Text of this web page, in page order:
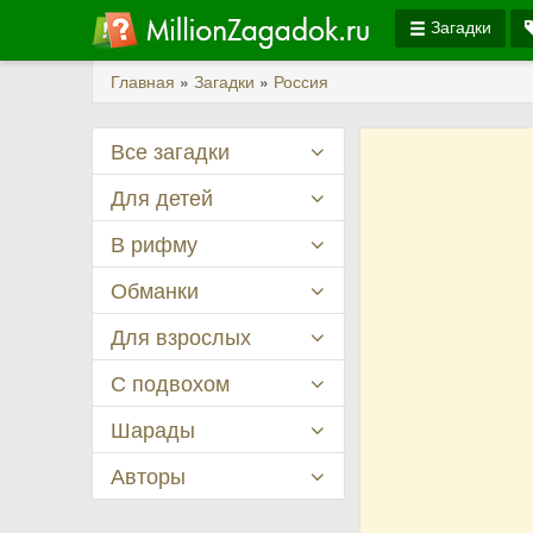
Загадки
Главная » Загадки » Россия
Все загадки
Для детей
В рифму
Обманки
Для взрослых
С подвохом
Шарады
Авторы